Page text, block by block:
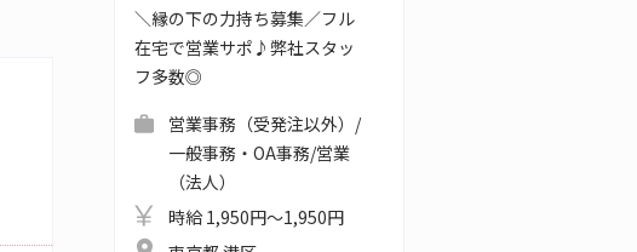
＼縁の下の力持ち募集／フル
在宅で営業サポ♪弊社スタッ
フ多数◎
営業事務（受発注以外）/
一般事務・OA事務/営業
（法人）
時給 1,950円～1,950円